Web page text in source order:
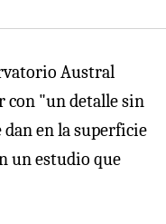
Austral
con "un detalle sin
dan en la superficie
un estudio que